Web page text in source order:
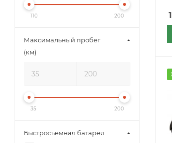
110 200
Максимальный пробег
(км)
35 200
Быстросъемная батарея